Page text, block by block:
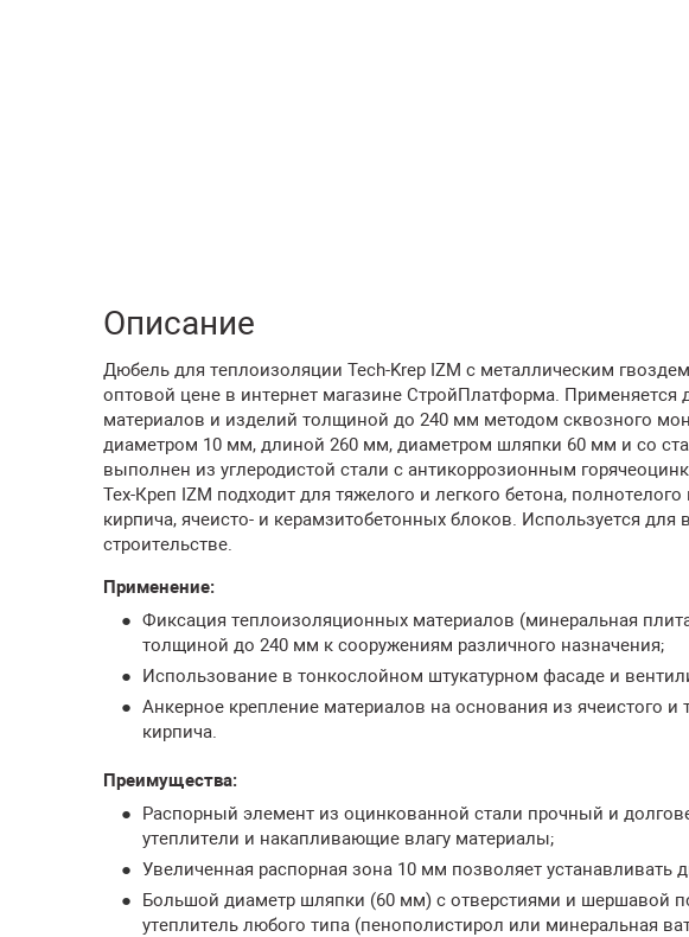
Описание
Дюбель для теплоизоляции Tech-Krep IZM с металлическим
оптовой цене в интернет магазине СтройПлатформа.
материалов и изделий толщиной до 240 мм методом сквозного
диаметром 10 мм, длиной 260 мм, диаметром шляпки 60 мм и со
выполнен из углеродистой стали с антикоррозионным
Тех-Креп IZM подходит для тяжелого и легкого бетона,
кирпича, ячеисто- и керамзитобетонных блоков. Используется
строительстве.
Применение:
Фиксация теплоизоляционных материалов (минеральная
толщиной до 240 мм к сооружениям различного назначения;
Использование в тонкослойном штукатурном фасаде и
Анкерное крепление материалов на основания из ячеистого и
кирпича.
Преимущества:
Распорный элемент из оцинкованной стали прочный и
утеплители и накапливающие влагу материалы;
Увеличенная распорная зона 10 мм позволяет устанавливать
Большой диаметр шляпки (60 мм) с отверстиями и шершавой
утеплитель любого типа (пенополистирол или минеральная